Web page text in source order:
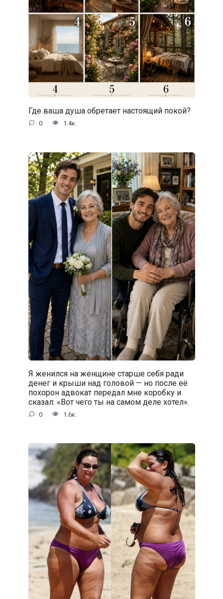
Где ваша душа обретает настоящий покой?
0 1.4к.
Я женился на женщине старше себя ради
денег и крыши над головой — но после её
похорон адвокат передал мне коробку и
сказал: «Вот чего ты на самом деле хотел».
0 1.6к.